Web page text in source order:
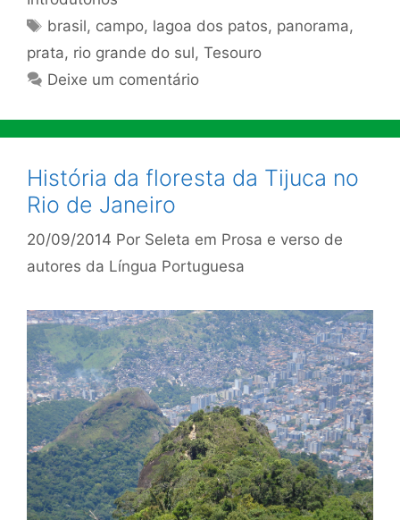
Tags
brasil, campo, lagoa dos patos, panorama,
prata, rio grande do sul, Tesouro
Deixe um comentário
História da floresta da Tijuca no
Rio de Janeiro
20/09/2014 Por Seleta em Prosa e verso de
autores da Língua Portuguesa